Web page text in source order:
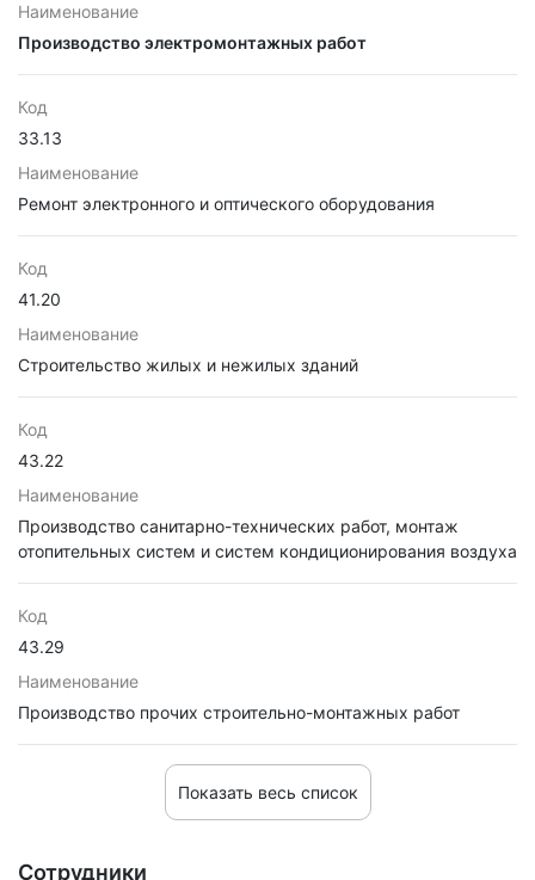
Наименование
Производство электромонтажных работ
Код
33.13
Наименование
Ремонт электронного и оптического оборудования
Код
41.20
Наименование
Строительство жилых и нежилых зданий
Код
43.22
Наименование
Производство санитарно-технических работ, монтаж
отопительных систем и систем кондиционирования воздуха
Код
43.29
Наименование
Производство прочих строительно-монтажных работ
Показать весь список
Сотрудники